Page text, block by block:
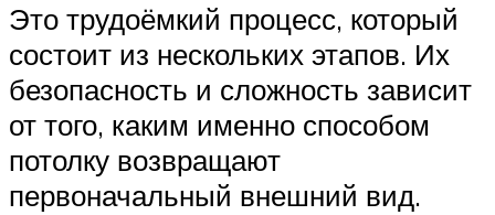
Это трудоёмкий процесс, который
состоит из нескольких этапов. Их
безопасность и сложность зависит
от того, каким именно способом
потолку возвращают
первоначальный внешний вид.